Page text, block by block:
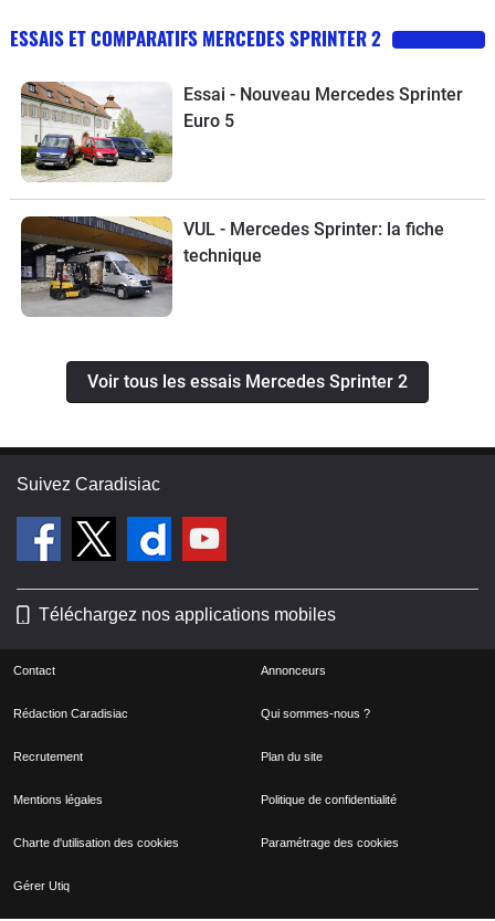
ESSAIS ET COMPARATIFS MERCEDES SPRINTER 2
Essai - Nouveau Mercedes Sprinter
Euro 5
VUL - Mercedes Sprinter: la fiche
technique
Voir tous les essais Mercedes Sprinter 2
Suivez Caradisiac
Téléchargez nos applications mobiles
Contact Annonceurs
Rédaction Caradisiac Qui sommes-nous ?
Recrutement Plan du site
Mentions légales Politique de confidentialité
Charte d'utilisation des cookies Paramétrage des cookies
Gérer Utiq